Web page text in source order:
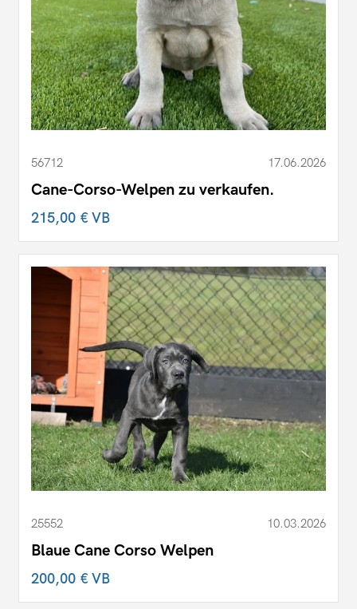
56712 17.06.2026
Cane-Corso-Welpen zu verkaufen.
215,00 €VB
25552 10.03.2026
Blaue Cane Corso Welpen
200,00 €VB